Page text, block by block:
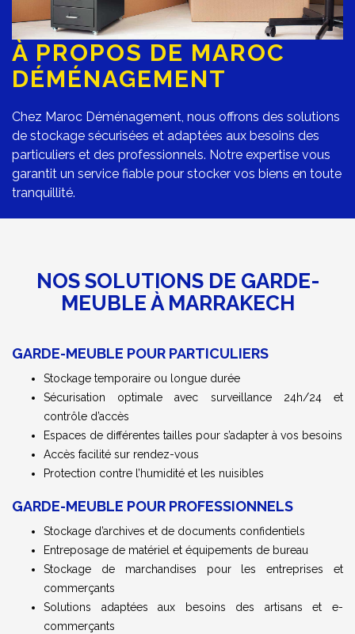
À PROPOS DE MAROC
DÉMÉNAGEMENT
Chez Maroc Déménagement , nous offrons des solutions
de stockage sécurisées et adaptées aux besoins des
particuliers et des professionnels. Notre expertise vous
garantit un service fiable pour stocker vos biens en toute
tranquillité.
NOS SOLUTIONS DE GARDE-
MEUBLE À MARRAKECH
GARDE-MEUBLE POUR PARTICULIERS
Stockage temporaire ou longue durée
Sécurisation optimale avec surveillance 24h/24 et
contrôle d’accès
Espaces de différentes tailles pour s’adapter à vos besoins
Accès facilité sur rendez-vous
Protection contre l’humidité et les nuisibles
GARDE-MEUBLE POUR PROFESSIONNELS
Stockage d’archives et de documents confidentiels
Entreposage de matériel et équipements de bureau
Stockage de marchandises pour les entreprises et
commerçants
Solutions adaptées aux besoins des artisans et e-
commerçants